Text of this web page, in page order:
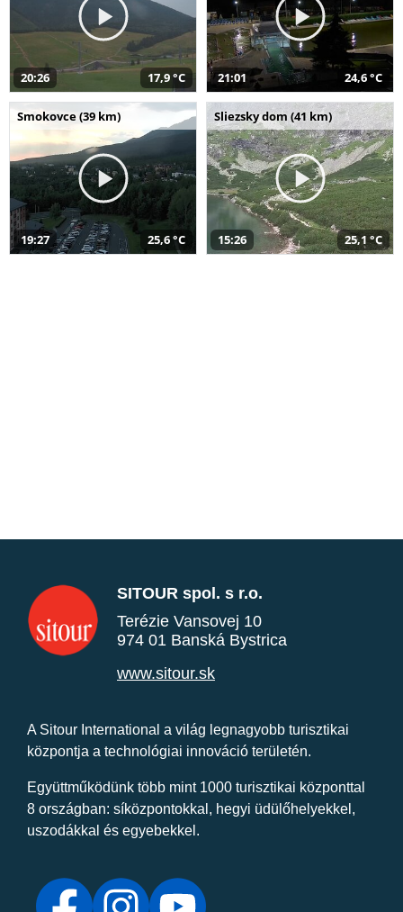
20:26 17,9 °C 21:01 24,6 °C
Smokovce (39 km)
19:27 25,6 °C
Sliezsky dom (41 km)
15:26 25,1 °C
SITOUR spol. s r.o.
Terézie Vansovej 10
974 01 Banská Bystrica
www.sitour.sk
A Sitour International a világ legnagyobb turisztikai
központja a technológiai innováció területén.
Együttműködünk több mint 1000 turisztikai központtal
8 országban: síközpontokkal, hegyi üdülőhelyekkel,
uszodákkal és egyebekkel.